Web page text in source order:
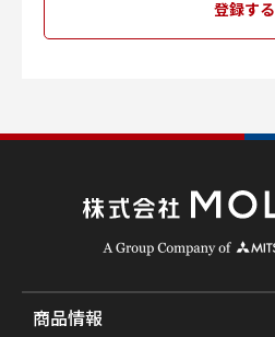
登録する
商品情報